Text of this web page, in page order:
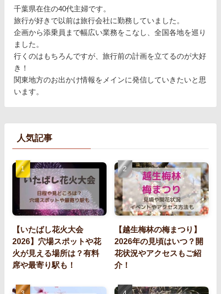
千葉県在住の40代主婦です。
旅行が好きで以前は旅行会社に勤務していました。
企画から添乗員まで幅広い業務をこなし、全国各地を巡り
ました。
行くのはもちろんですが、旅行前の計画を立てるのが大好
き！
関東地方のお出かけ情報をメインに発信していきたいと思
います。
人気記事
【いたばし花火大会
2026】穴場スポットや花
火が見える場所は？有料
席や最寄り駅も！
【越生梅林の梅まつり】
2026年の見頃はいつ？開
花状況やアクセスもご紹
介！